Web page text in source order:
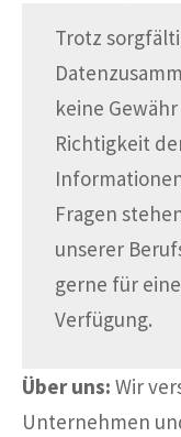
Trotz
keine
Richtigkeit
Fragen
unserer
gerne für
Verfügung.
Über uns: Wir
Unternehmen